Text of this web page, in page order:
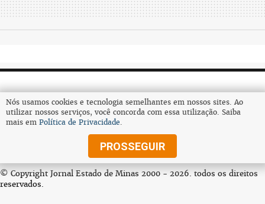
Nós usamos cookies e tecnologia semelhantes em nossos sites. Ao
utilizar nossos serviços, você concorda com essa utilização. Saiba
mais em Política de Privacidade.
PROSSEGUIR
Assine
© Copyright Jornal Estado de Minas 2000 - 2026. todos os direitos
reservados.